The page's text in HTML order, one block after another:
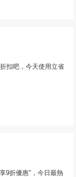
扣吧，今天使用立省
9折優惠"，今日最熱